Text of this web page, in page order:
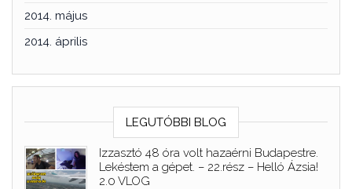
2014. május
2014. április
LEGUTÓBBI BLOG
Izzasztó 48 óra volt hazaérni Budapestre.
Lekéstem a gépet. – 22.rész – Helló Ázsia!
2.0 VLOG